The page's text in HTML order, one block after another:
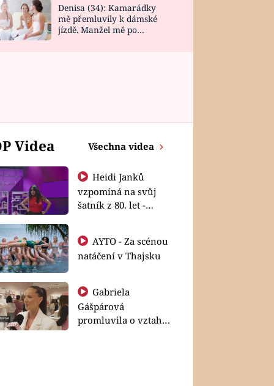
Denisa (34): Kamarádky
mě přemluvily k dámské
jízdě. Manžel mě po
Videa Všechna videa
Heidi Janků
vzpomíná na svůj
šatník z 80. let -
natáčení v Thajsku
Gabriela
Gášpárová
promluvila o vztahu